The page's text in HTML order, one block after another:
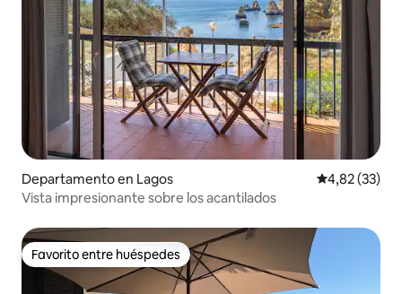
Departamento en Lagos Calificación
4,82 (33)
Vista impresionante sobre los acantilados
Favorito entre huéspedes
Favorito entre huéspedes